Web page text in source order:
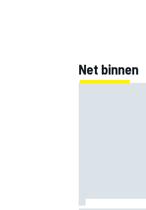
Net binnen